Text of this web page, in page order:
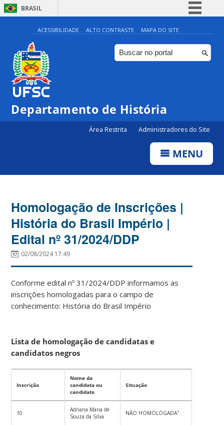
BRASIL
Simplifique!
Comunica BR
Participe
Canais
ACESSIBILIDADE ALTO CONTRASTE MAPA DO SITE
Departamento de História
Área Restrita Administradores do Site
MENU
Homologação de Inscrições |
História do Brasil Império |
Edital nº 31/2024/DDP
02/08/2024 17:49
Conforme edital nº 31/2024/DDP informamos as
inscrições homologadas para o campo de
conhecimento: História do Brasil Império
Lista de homologação de candidatas e
candidatos negros
Inscrição
Nome da
candidata ou
candidato
Situação
10
Adriana Maria de
Souza da Silva
NÃO HOMOLOGADA¹